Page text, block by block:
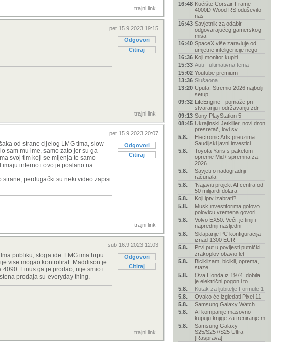
trajni link
pet 15.9.2023 19:15
Odgovori
Citiraj
trajni link
pet 15.9.2023 20:07
Odgovori
Citiraj
od strane cijelog LMG tima, slow
sam mu ime, samo zato jer su ga
svoj tim koji se mijenja te samo
imaju interno i ovo je poslano na
perdugački su neki video zapisi
trajni link
sub 16.9.2023 12:03
Odgovori
Citiraj
publiku, stoga ide. LMG ima hrpu
vise mogao kontrolirat. Maddison je
Linus ga je prodao, nije smio i
prodaja su everyday thing.
trajni link
16:48 Kućište Corsair Frame
4000D Wood RS oduševilo
nas
16:43 Savjetnik za odabir
odgovarajućeg gamerskog
miša
16:40 SpaceX više zarađuje od
umjetne inteligencije nego
16:36 Koji monitor kupiti
15:33 Auti - ultimativna tema
15:02 Youtube premium
13:36 Slušaona
13:20 Uputa: Stremio 2026 najbolji
setup
09:32 LifeEngine - pomaže pri
stvaranju i održavanju zdr
09:13 Sony PlayStation 5
08:45 Ukrajinski Jetkiller, novi dron
presretač, lovi sv
5.8.
Electronic Arts preuzima
Saudijski javni investici
5.8.
Toyota Yaris s paketom
opreme Mid+ spremna za
2026
5.8.
Savjeti o nadogradnji
računala
5.8.
'Najaviti projekt AI centra od
50 milijardi dolara
5.8.
Koji iptv izabrati?
5.8.
Musk investitorima gotovo
polovicu vremena govori
5.8.
Volvo EX50: Veći, jeftiniji i
napredniji nasljedni
5.8.
Sklapanje PC konfiguracija -
iznad 1300 EUR
5.8.
Prvi put u povijesti putnički
zrakoplov obavio let
5.8.
Biciklizam, bicikli, oprema,
staze...
5.8.
Ova Honda iz 1974. dobila
je električni pogon i to
5.8.
Kutak za ljubitelje Formule 1
5.8.
Ovako će izgledati Pixel 11
5.8.
Samsung Galaxy Watch
5.8.
AI kompanije masovno
kupuju knjige za treniranje m
5.8.
Samsung Galaxy
S25/S25+/S25 Ultra -
[Rasprava]